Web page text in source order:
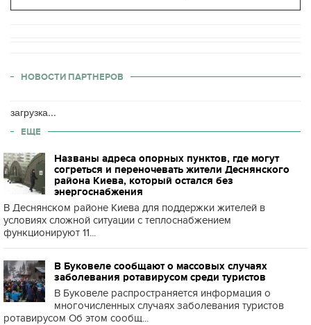
НОВОСТИ ПАРТНЕРОВ
загрузка...
ЕЩЕ
Названы адреса опорных пунктов, где могут
согреться и переночевать жители Деснянского
района Киева, который остался без
энергоснабжения
В Деснянском районе Киева для поддержки жителей в
условиях сложной ситуации с теплоснабжением
функционируют 11...
В Буковеле сообщают о массовых случаях
заболевания ротавирусом среди туристов
В Буковеле распространяется информация о
многочисленных случаях заболевания туристов
ротавирусом Об этом сообщ...